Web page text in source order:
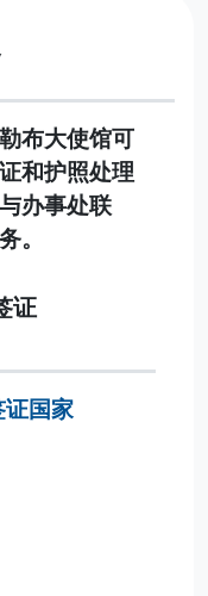
布大使馆可
和护照处理
办事处联
。
证
国家